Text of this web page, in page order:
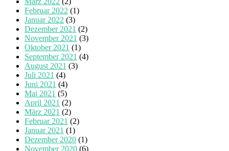
Februar 2022 (1)
Januar 2022 (3)
Dezember 2021 (2)
November 2021 (3)
Oktober 2021 (1)
September 2021 (4)
August 2021 (3)
Juli 2021 (4)
Juni 2021 (4)
Mai 2021 (5)
April 2021 (2)
März 2021 (2)
Februar 2021 (2)
Januar 2021 (1)
Dezember 2020 (1)
November 2020 (6)